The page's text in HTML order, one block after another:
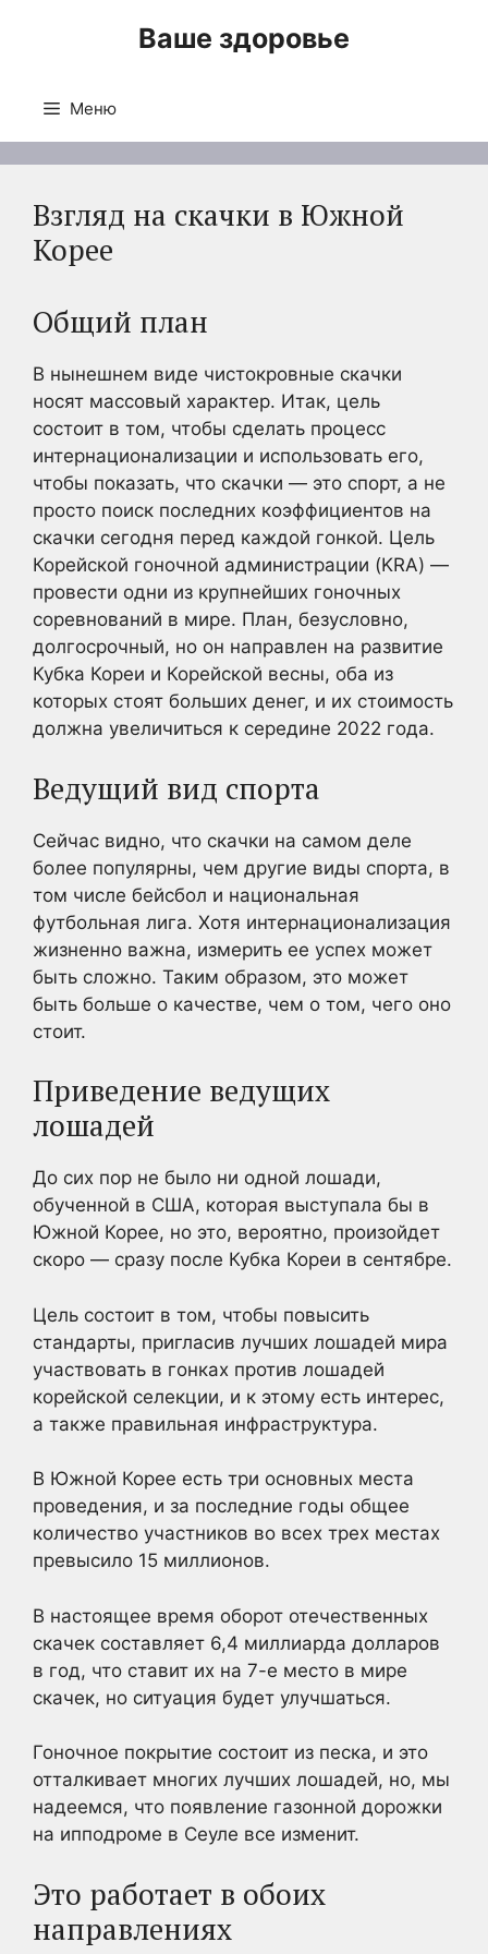
Ваше здоровье
Меню
Взгляд на скачки в Южной
Корее
Общий план
В нынешнем виде чистокровные скачки
носят массовый характер. Итак, цель
состоит в том, чтобы сделать процесс
интернационализации и использовать его,
чтобы показать, что скачки — это спорт, а не
просто поиск последних коэффициентов на
скачки сегодня перед каждой гонкой. Цель
Корейской гоночной администрации (KRA) —
провести одни из крупнейших гоночных
соревнований в мире. План, безусловно,
долгосрочный, но он направлен на развитие
Кубка Кореи и Корейской весны, оба из
которых стоят больших денег, и их стоимость
должна увеличиться к середине 2022 года.
Ведущий вид спорта
Сейчас видно, что скачки на самом деле
более популярны, чем другие виды спорта, в
том числе бейсбол и национальная
футбольная лига. Хотя интернационализация
жизненно важна, измерить ее успех может
быть сложно. Таким образом, это может
быть больше о качестве, чем о том, чего оно
стоит.
Приведение ведущих
лошадей
До сих пор не было ни одной лошади,
обученной в США, которая выступала бы в
Южной Корее, но это, вероятно, произойдет
скоро — сразу после Кубка Кореи в сентябре.
Цель состоит в том, чтобы повысить
стандарты, пригласив лучших лошадей мира
участвовать в гонках против лошадей
корейской селекции, и к этому есть интерес,
а также правильная инфраструктура.
В Южной Корее есть три основных места
проведения, и за последние годы общее
количество участников во всех трех местах
превысило 15 миллионов.
В настоящее время оборот отечественных
скачек составляет 6,4 миллиарда долларов
в год, что ставит их на 7-е место в мире
скачек, но ситуация будет улучшаться.
Гоночное покрытие состоит из песка, и это
отталкивает многих лучших лошадей, но, мы
надеемся, что появление газонной дорожки
на ипподроме в Сеуле все изменит.
Это работает в обоих
направлениях